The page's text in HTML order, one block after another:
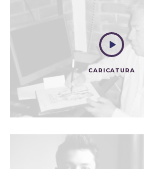
CARICATURA
EL MUTUO REPROCHE